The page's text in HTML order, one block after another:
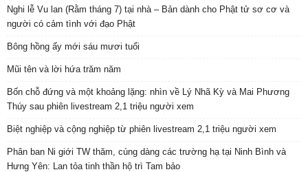
Nghi lễ Vu lan (Rằm tháng 7) tại nhà – Bản dành cho Phật tử sơ cơ và
người có cảm tình với đạo Phật
Bông hồng ấy mới sáu mươi tuổi
Mũi tên và lời hứa trăm năm
Bốn chỗ đứng và một khoảng lặng: nhìn về Lý Nhã Kỳ và Mai Phương
Thúy sau phiên livestream 2,1 triệu người xem
Biệt nghiệp và cộng nghiệp từ phiên livestream 2,1 triệu người xem
Phân ban Ni giới TW thăm, cúng dàng các trường hạ tại Ninh Bình và
Hưng Yên: Lan tỏa tinh thần hộ trì Tam bảo